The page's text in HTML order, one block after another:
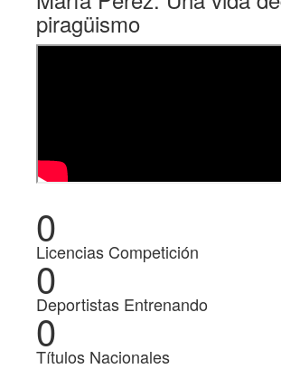
piragüismo
0
Licencias Competición
0
Deportistas Entrenando
0
Títulos Nacionales